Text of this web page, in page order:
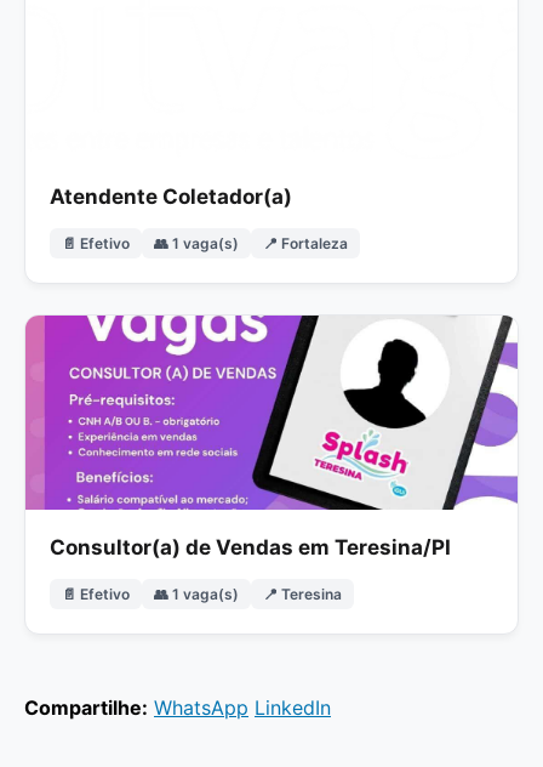
Atendente Coletador(a)
📄 Efetivo 👥 1 vaga(s) 📍 Fortaleza
Consultor(a) de Vendas em Teresina/PI
📄 Efetivo 👥 1 vaga(s) 📍 Teresina
Compartilhe: WhatsApp LinkedIn